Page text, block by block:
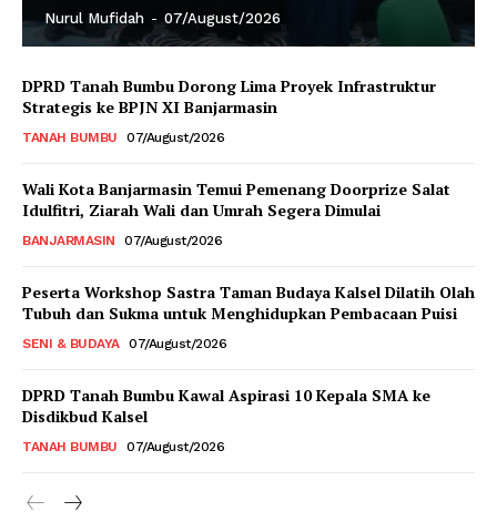
Nurul Mufidah - 07/August/2026
DPRD Tanah Bumbu Dorong Lima Proyek Infrastruktur
Strategis ke BPJN XI Banjarmasin
TANAH BUMBU 07/August/2026
Wali Kota Banjarmasin Temui Pemenang Doorprize Salat
Idulfitri, Ziarah Wali dan Umrah Segera Dimulai
BANJARMASIN 07/August/2026
Peserta Workshop Sastra Taman Budaya Kalsel Dilatih Olah
Tubuh dan Sukma untuk Menghidupkan Pembacaan Puisi
SENI & BUDAYA 07/August/2026
DPRD Tanah Bumbu Kawal Aspirasi 10 Kepala SMA ke
Disdikbud Kalsel
TANAH BUMBU 07/August/2026